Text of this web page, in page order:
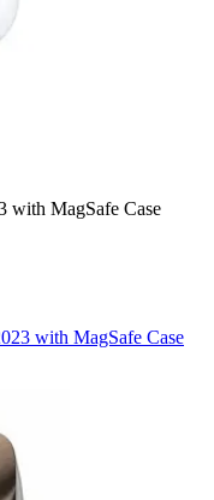
with MagSafe Case
with MagSafe Case